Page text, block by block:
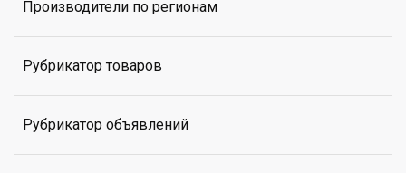
Производители по регионам
Рубрикатор товаров
Рубрикатор объявлений